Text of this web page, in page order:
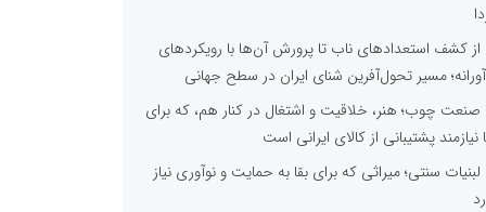
از کشف استعدادهای ناب تا پرورش آن‌ها با رویکردهای
مسیر تحول‌آفرین شنای ایران در سطح جهانی
صنعت چوب؛ هنر، خلاقیت و اشتغال در کنار هم، که برای
نیازمند پشتیبانی از کالای ایرانی است
لبنیات سنتی؛ میراثی که برای بقا به حمایت و نوآوری نیاز